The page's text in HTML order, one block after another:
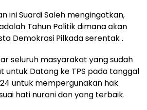
ini Suardi Saleh mengingatkan,
Tahun Politik dimana akan
Demokrasi Pilkada serentak .
seluruh masyarakat yang sudah
untuk Datang ke TPS pada tanggal
untuk mempergunakan hak
hati nurani dan yang terbaik.